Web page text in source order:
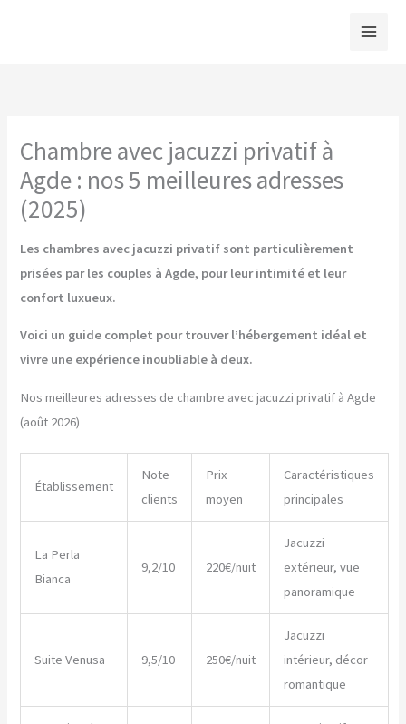
Chambre avec jacuzzi privatif à
Agde : nos 5 meilleures adresses
(2025)
Les chambres avec jacuzzi privatif sont particulièrement
prisées par les couples à Agde, pour leur intimité et leur
confort luxueux.
Voici un guide complet pour trouver l’hébergement idéal et
vivre une expérience inoubliable à deux.
Nos meilleures adresses de chambre avec jacuzzi privatif à Agde
(août 2026)
Établissement
Note
clients
Prix
moyen
Caractéristiques
principales
La Perla
Bianca
9,2/10 220€/nuit
Jacuzzi
extérieur, vue
panoramique
Suite Venusa 9,5/10 250€/nuit
Jacuzzi
intérieur, décor
romantique